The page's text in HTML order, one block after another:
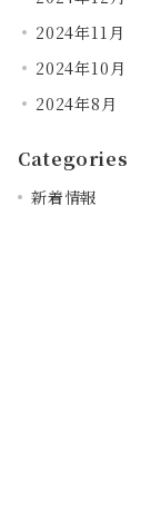
2024年11月
2024年10月
2024年8月
Categories
新着情報